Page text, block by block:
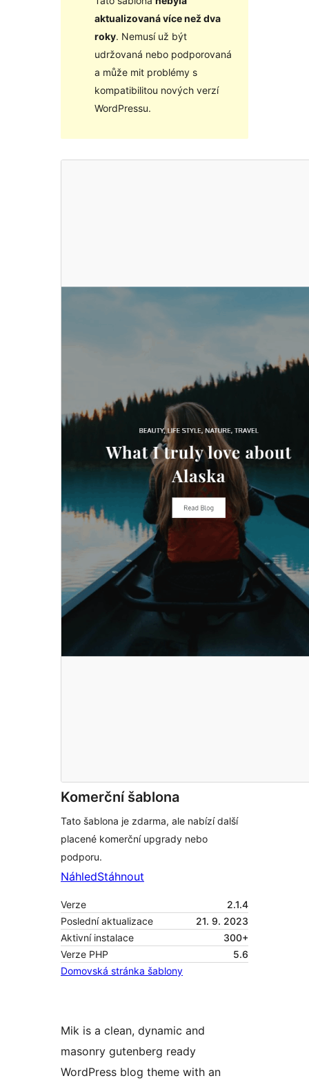
aktualizovaná více než dva
roky. Nemusí už být
udržovaná nebo podporovaná
a může mit problémy s
kompatibilitou nových verzí
WordPressu.
Komerční šablona
Tato šablona je zdarma, ale nabízí další
placené komerční upgrady nebo
podporu.
NáhledStáhnout
Verze
2.1.4
Poslední aktualizace
21. 9. 2023
Aktivní instalace
300+
Verze PHP
5.6
Domovská stránka šablony
Mik is a clean, dynamic and
masonry gutenberg ready
WordPress blog theme with an